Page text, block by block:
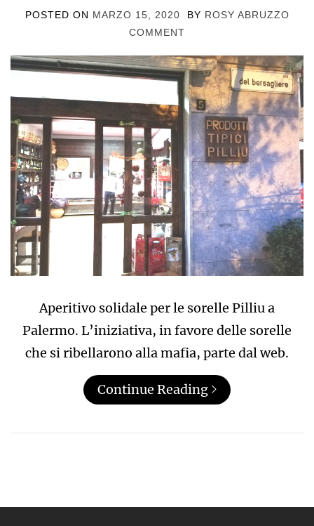
POSTED ON MARZO 15, 2020 BY ROSY ABRUZZO
COMMENT
Aperitivo solidale per le sorelle Pilliu a
Palermo. L’iniziativa, in favore delle sorelle
che si ribellarono alla mafia, parte dal web.
Continue Reading